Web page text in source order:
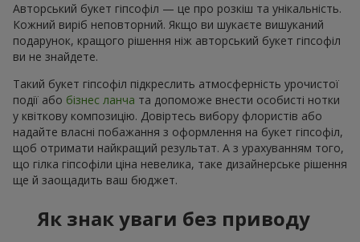
Авторський букет гіпсофіл — це про розкіш та унікальність.
Кожний виріб неповторний. Якщо ви шукаєте вишуканий
подарунок, кращого рішення ніж авторський букет гіпсофіл
ви не знайдете.
Такий букет гіпсофіл підкреслить атмосферність урочистої
події або бізнес ланча та допоможе внести особисті нотки
у квіткову композицію. Довіртесь вибору флористів або
надайте власні побажання з оформлення на букет гіпсофіл,
щоб отримати найкращий результат. А з урахуванням того,
що гілка гіпсофіли ціна невелика, таке дизайнерське рішення
ще й заощадить ваш бюджет.
Як знак уваги без приводу